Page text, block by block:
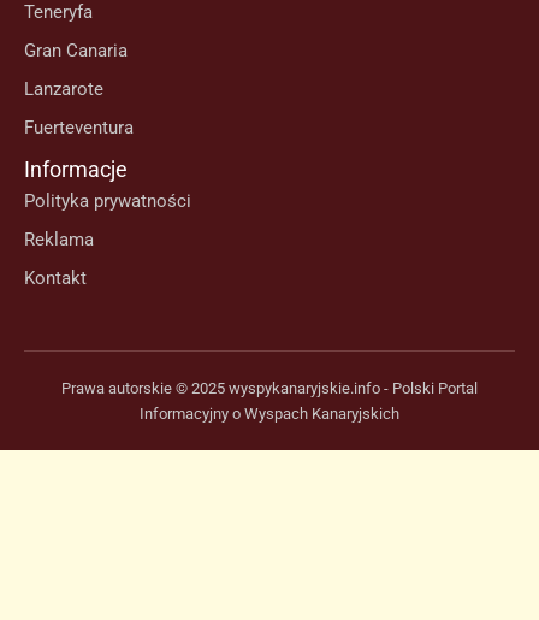
Teneryfa
Gran Canaria
Lanzarote
Fuerteventura
Informacje
Polityka prywatności
Reklama
Kontakt
Prawa autorskie © 2025 wyspykanaryjskie.info - Polski Portal
Informacyjny o Wyspach Kanaryjskich